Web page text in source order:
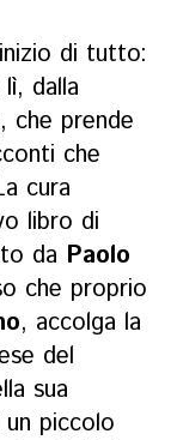
di tutto:
dalla
che prende
che
cura
libro di
da Paolo
che proprio
, accolga la
del
sua
piccolo